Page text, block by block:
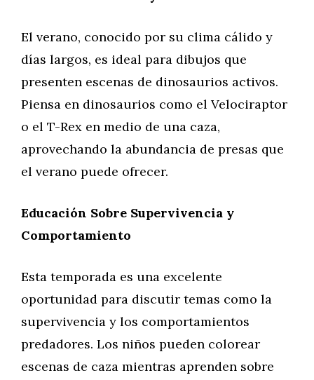
El verano, conocido por su clima cálido y
días largos, es ideal para dibujos que
presenten escenas de dinosaurios activos.
Piensa en dinosaurios como el Velociraptor
o el T-Rex en medio de una caza,
aprovechando la abundancia de presas que
el verano puede ofrecer.
Educación Sobre Supervivencia y
Comportamiento
Esta temporada es una excelente
oportunidad para discutir temas como la
supervivencia y los comportamientos
predadores. Los niños pueden colorear
escenas de caza mientras aprenden sobre